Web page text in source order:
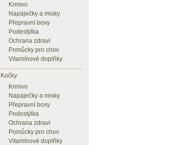
Krmivo
Napáječky a misky
Přepravní boxy
Podestýlka
Ochrana zdraví
Pomůcky pro chov
Vitamínové doplňky
Kočky
Krmivo
Napáječky a misky
Přepravní boxy
Podestýlka
Ochrana zdraví
Pomůcky pro chov
Vitamínové doplňky